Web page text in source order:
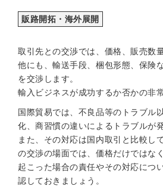
販路開拓・海外展開
取引先との交渉では、価格、販売数
他にも、輸送手段、梱包形態、保険
を交渉します。
輸入ビジネスが成功するか否かの非
国際貿易では、不良品等のトラブル
化、商習慣の違いによるトラブルが
また、その対応は国内取引と比較し
の交渉の場面では、価格だけではな
起こった場合の責任やその対応につ
認しておきましょう。